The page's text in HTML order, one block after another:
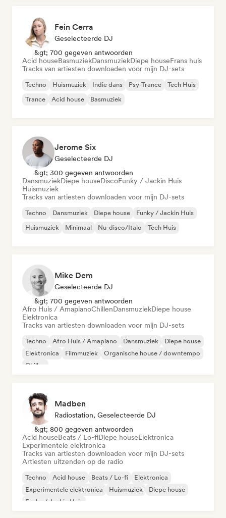
Fein Cerra
Geselecteerde DJ
&gt; 700 gegeven antwoorden
Acid houseBasmuziekDansmuziekDiepe houseFrans huis
Tracks van artiesten downloaden voor mijn DJ-sets
Techno Huismuziek Indie dans Psy-Trance
Tech Huis
Trance
Acid house Basmuziek
Jerome Six
Geselecteerde DJ
&gt; 300 gegeven antwoorden
DansmuziekDiepe houseDiscoFunky / Jackin Huis
Huismuziek
Tracks van artiesten downloaden voor mijn DJ-sets
Techno Dansmuziek Diepe house
Funky / Jackin Huis
Huismuziek
Minimaal Nu-disco/Italo Tech Huis
Mike Dem
Geselecteerde DJ
&gt; 700 gegeven antwoorden
Afro Huis / AmapianoChillenDansmuziekDiepe house
Elektronica
Tracks van artiesten downloaden voor mijn DJ-sets
Techno Afro Huis / Amapiano Dansmuziek
Diepe house
Elektronica
Filmmuziek
Organische house / downtempo
Chillen
Madben
Radiostation, Geselecteerde DJ
&gt; 800 gegeven antwoorden
Acid houseBeats / Lo-fiDiepe houseElektronica
Experimentele elektronica
Tracks van artiesten downloaden voor mijn DJ-sets
Artiesten uitzenden op de radio
Techno Acid house Beats / Lo-fi
Elektronica
Experimentele elektronica
Huismuziek
Diepe house
Funky / Jackin Huis